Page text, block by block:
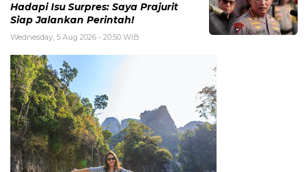
Hadapi Isu Surpres: Saya Prajurit
Siap Jalankan Perintah!
Wednesday, 5 Aug 2026 - 20:50 WIB